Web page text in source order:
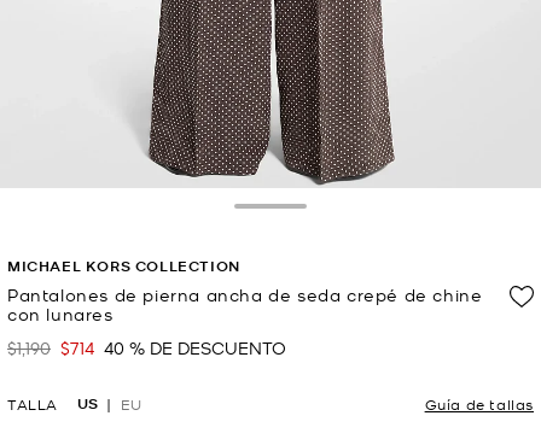
MICHAEL KORS COLLECTION
Pantalones de pierna ancha de seda crepé de chine
con lunares
Era
$1,190 Ahora
$714 40 % DE DESCUENTO
TALLA US EU Guía de tallas